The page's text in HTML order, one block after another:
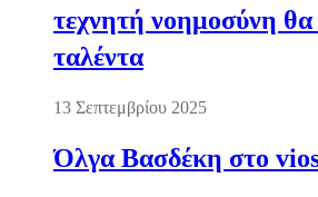
τεχνητή νοημοσύνη θα
ταλέντα
13 Σεπτεμβρίου 2025
Όλγα Βασδέκη στο